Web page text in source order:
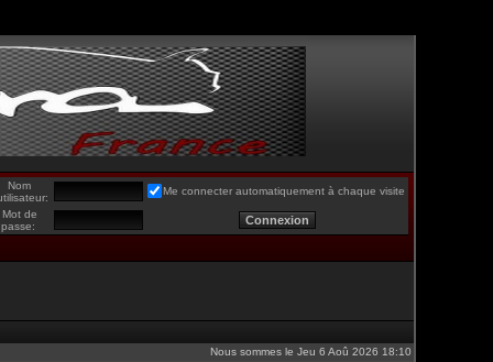
Nom
Me connecter automatiquement à chaque visite
Mot de
passe:
Nous sommes le Jeu 6 Aoû 2026 18:10